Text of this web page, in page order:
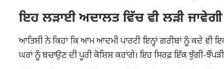
ਇਹ ਲੜਾਈ ਅਦਾਲਤ ਵਿੱਚ ਵੀ ਲੜੀ ਜਾਵੇਗੀ
ਆਤਿਸ਼ੀ ਨੇ ਕਿਹਾ ਕਿ ਆਮ ਆਦਮੀ ਪਾਰਟੀ ਇਨ੍ਹਾਂ ਗਰੀਬਾਂ ਨੂੰ ਕਦੇ ਵੀ
ਘਰਾਂ ਨੂੰ ਬਚਾਉਣ ਦੀ ਪੂਰੀ ਕੋਸ਼ਿਸ਼ ਕਰਾਂਗੇ। ਇਹ ਸਿਰਫ਼ ਇੱਕ ਝੁੱਗੀ-